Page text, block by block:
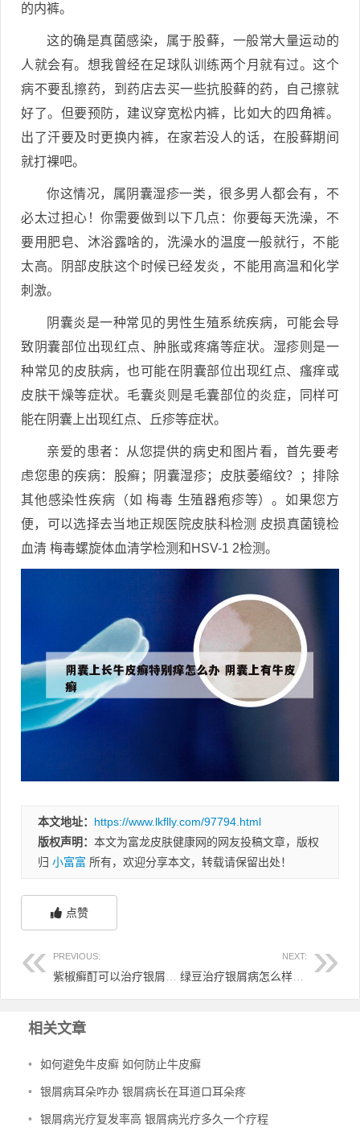
的内裤。
这的确是真菌感染，属于股藓，一般常大量运动的
人就会有。想我曾经在足球队训练两个月就有过。这个
病不要乱擦药，到药店去买一些抗股藓的药，自己擦就
好了。但要预防，建议穿宽松内裤，比如大的四角裤。
出了汗要及时更换内裤，在家若没人的话，在股藓期间
就打裸吧。
你这情况，属阴囊湿疹一类，很多男人都会有，不
必太过担心！你需要做到以下几点：你要每天洗澡，不
要用肥皂、沐浴露啥的，洗澡水的温度一般就行，不能
太高。阴部皮肤这个时候已经发炎，不能用高温和化学
刺激。
阴囊炎是一种常见的男性生殖系统疾病，可能会导
致阴囊部位出现红点、肿胀或疼痛等症状。湿疹则是一
种常见的皮肤病，也可能在阴囊部位出现红点、瘙痒或
皮肤干燥等症状。毛囊炎则是毛囊部位的炎症，同样可
能在阴囊上出现红点、丘疹等症状。
亲爱的患者：从您提供的病史和图片看，首先要考
虑您患的疾病：股癣；阴囊湿疹；皮肤萎缩纹？；排除
其他感染性疾病（如 梅毒 生殖器疱疹等）。如果您方
便，可以选择去当地正规医院皮肤科检测 皮损真菌镜检
血清 梅毒螺旋体血清学检测和HSV-1 2检测。
本文地址： https://www.lkflly.com/97794.html
版权声明： 本文为富龙皮肤健康网的网友投稿文章，版权
归 小富富 所有，欢迎分享本文，转载请保留出处！
点赞
PREVIOUS: NEXT:
绿豆治疗银屑病怎么样 绿豆治好了我的银屑病
相关文章
• 如何避免牛皮癣 如何防止牛皮癣
• 银屑病耳朵咋办 银屑病长在耳道口耳朵疼
• 银屑病光疗复发率高 银屑病光疗多久一个疗程